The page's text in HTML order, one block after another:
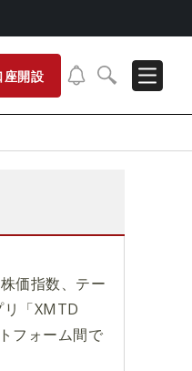
座開設
価指数、テー
「XMTD
フォーム間で